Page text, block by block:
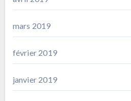
mars 2019
février 2019
janvier 2019